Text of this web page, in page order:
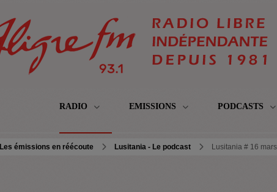
RADIO EMISSIONS PODCASTS
Les émissions en réécoute Lusitania - Le podcast Lusitania # 16